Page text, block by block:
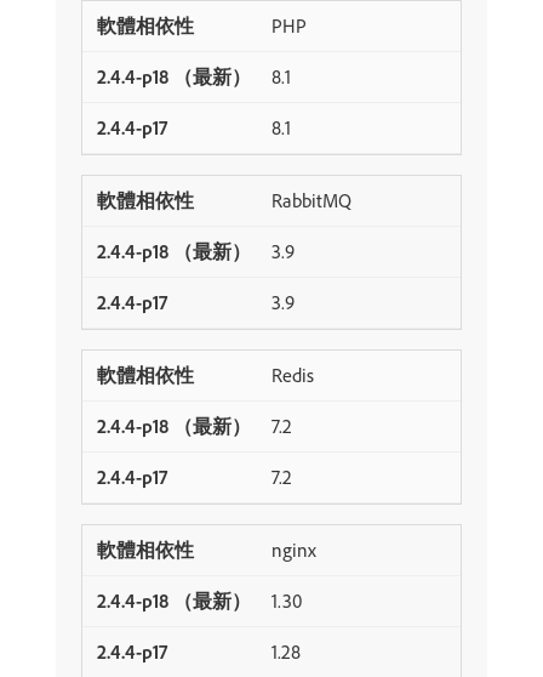
PHP
8.1
8.1
RabbitMQ
3.9
3.9
Redis
7.2
7.2
nginx
1.30
1.28